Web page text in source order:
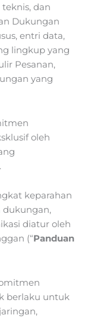
dan
Dukungan
entri data,
lingkup yang
Pesanan,
yang
oleh
keparahan
dukungan,
diatur oleh
(“Panduan
berlaku untuk